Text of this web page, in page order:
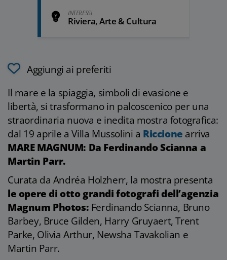
INTERESSI
Riviera, Arte & Cultura
Aggiungi ai preferiti
Il mare e la spiaggia, simboli di evasione e
libertà, si trasformano in palcoscenico per una
straordinaria nuova e inedita mostra fotografica:
dal 19 aprile a Villa Mussolini a Riccione arriva
MARE MAGNUM: Da Ferdinando Scianna a
Martin Parr.
Curata da Andréa Holzherr, la mostra presenta
le opere di otto grandi fotografi dell’agenzia
Magnum Photos: Ferdinando Scianna, Bruno
Barbey, Bruce Gilden, Harry Gruyaert, Trent
Parke, Olivia Arthur, Newsha Tavakolian e
Martin Parr.